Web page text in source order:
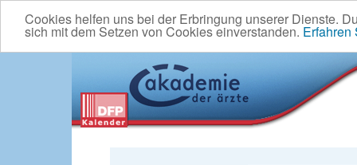
Cookies helfen uns bei der Erbringung unserer Dienste.
sich mit dem Setzen von Cookies einverstanden. Erfahren